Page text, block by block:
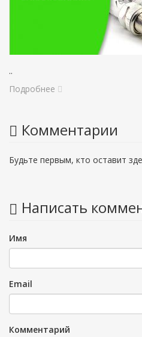
..
Подробнее
Комментарии
Будьте первым, кто оставит
Написать
Имя
Email
Комментарий